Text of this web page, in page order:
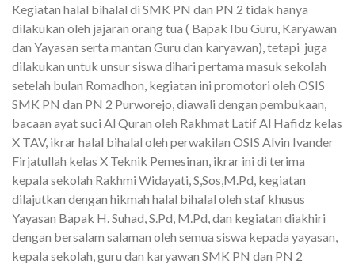
Kegiatan halal bihalal di SMK PN dan PN 2 tidak hanya
dilakukan oleh jajaran orang tua ( Bapak Ibu Guru, Karyawan
dan Yayasan serta mantan Guru dan karyawan), tetapi juga
dilakukan untuk unsur siswa dihari pertama masuk sekolah
setelah bulan Romadhon, kegiatan ini promotori oleh OSIS
SMK PN dan PN 2 Purworejo, diawali dengan pembukaan,
bacaan ayat suci Al Quran oleh Rakhmat Latif Al Hafidz kelas
X TAV, ikrar halal bihalal oleh perwakilan OSIS Alvin Ivander
Firjatullah kelas X Teknik Pemesinan, ikrar ini di terima
kepala sekolah Rakhmi Widayati, S,Sos,M.Pd, kegiatan
dilajutkan dengan hikmah halal bihalal oleh staf khusus
Yayasan Bapak H. Suhad, S.Pd, M.Pd, dan kegiatan diakhiri
dengan bersalam salaman oleh semua siswa kepada yayasan,
kepala sekolah, guru dan karyawan SMK PN dan PN 2